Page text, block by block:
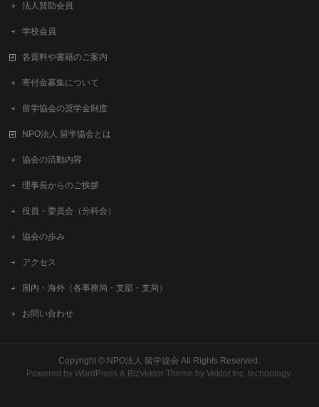
法人賛助会員
学校会員
各資料や書籍のご案内
寄付金募集について
留学協会の奨学金制度
NPO法人 留学協会とは
協会の活動内容
理事長からのご挨拶
役員・委員会（分科会）
協会の歩み
アクセス
国内・海外（各事務局・支部・支局）
お問い合わせ
Copyright © NPO法人 留学協会 All Rights Reserved.
Powered byWordPress & BizVektor Theme byVektor,Inc. technology.